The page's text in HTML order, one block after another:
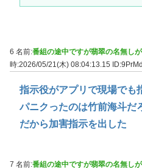
6 名前:番組の途中ですが翡翠の名無し
時:2026/05/21(木) 08:04:13.15
指示役がアプリで現場でも
パニクったのは竹前海斗だ
だから加害指示を出した
7 名前:番組の途中ですが翡翠の名無し